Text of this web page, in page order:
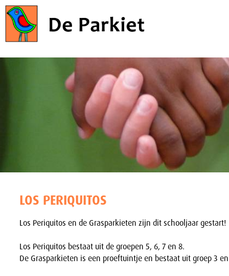
LOS PERIQUITOS
Los Periquitos en de Grasparkieten zijn dit schooljaar gestart!
Los Periquitos bestaat uit de groepen 5, 6, 7 en 8.
De Grasparkieten is een proeftuintje en bestaat uit groep 3